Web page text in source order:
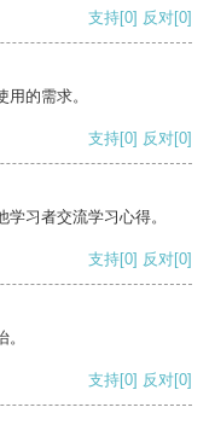
支持[0] 反对[0]
的需求。
支持[0] 反对[0]
习者交流学习心得。
支持[0] 反对[0]
支持[0] 反对[0]